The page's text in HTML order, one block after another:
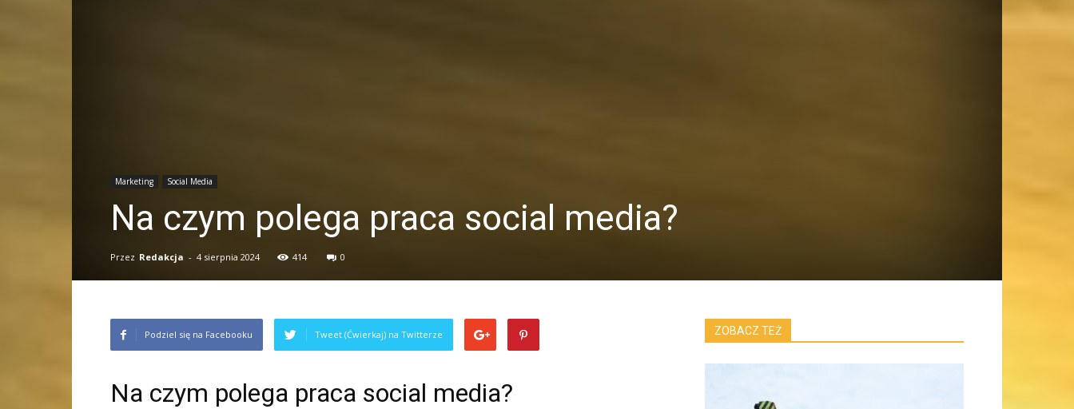
Marketing Social Media
Na czym polega praca social media?
Przez Redakcja - 4 sierpnia 2024 414 0
Podziel się na Facebooku Tweet (Ćwierkaj) na Twitterze
Na czym polega praca social media?
ZOBACZ TEŻ